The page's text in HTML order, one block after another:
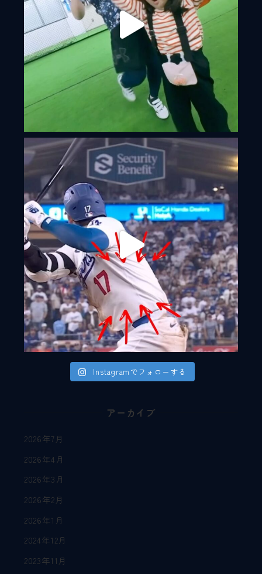
Instagramでフォローする
アーカイブ
2026年7月
2026年4月
2026年3月
2026年2月
2026年1月
2024年12月
2023年11月